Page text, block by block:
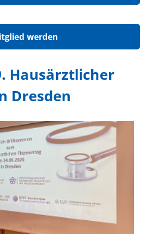
werden
Hausärztlicher
Dresden